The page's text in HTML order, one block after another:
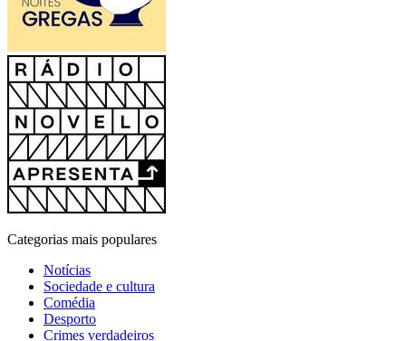
Categorias mais populares
Notícias
Sociedade e cultura
Comédia
Desporto
Crimes verdadeiros